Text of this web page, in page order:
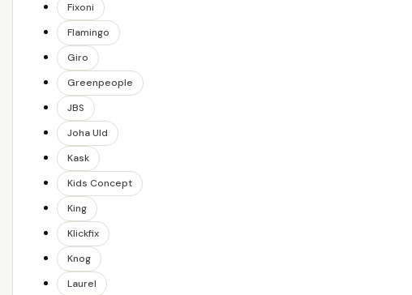
Fixoni
Flamingo
Giro
Greenpeople
JBS
Joha Uld
Kask
Kids Concept
King
Klickfix
Knog
Laurel